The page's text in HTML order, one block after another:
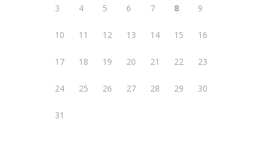
3 4 5 6 7 8 9
10 11 12 13 14 15 16
17 18 19 20 21 22 23
24 25 26 27 28 29 30
31